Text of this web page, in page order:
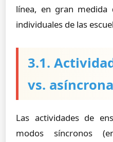
línea, en gran medida
individuales de las
3.1.
vs.
Las actividades de
modos síncronos